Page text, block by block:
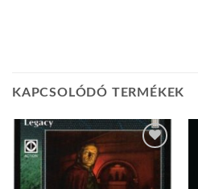
KAPCSOLÓDÓ TERMÉKEK
wishlist